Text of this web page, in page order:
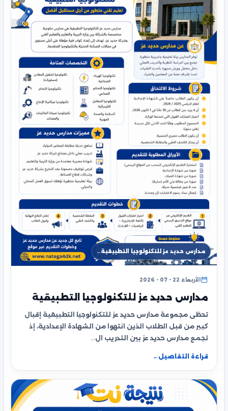
مدارس حديد عز للتكنولوجيا التطبيقية…
الأربعاء 22 - 07 - 2026
مدارس حديد عز للتكنولوجيا التطبيقية
تحظى مجموعة مدارس حديد عز للتكنولوجيا التطبيقية إقبال
كبير من قبل الطلاب الذين انتهوا من الشهادة الإعدادية، إذ
تجمع مدارس حديد عز بين التدريب ال…
قراءة التفاصيل ←